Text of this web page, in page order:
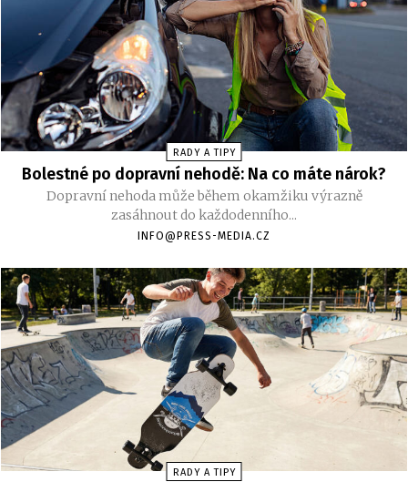
RADY A TIPY
Bolestné po dopravní nehodě: Na co máte nárok?
Dopravní nehoda může během okamžiku výrazně
zasáhnout do každodenního...
INFO@PRESS-MEDIA.CZ
RADY A TIPY